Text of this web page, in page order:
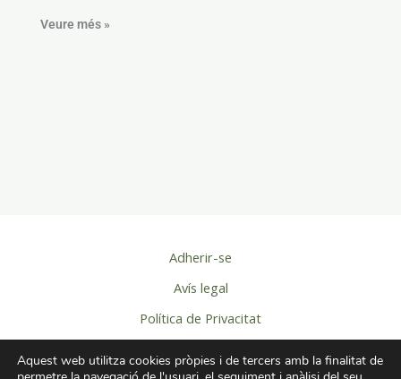
Veure més »
Adherir-se
Avís legal
Política de Privacitat
Aquest web utilitza cookies pròpies i de tercers amb la finalitat de